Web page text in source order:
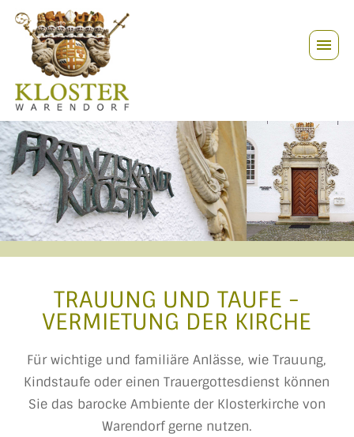
TRAUUNG UND TAUFE -
VERMIETUNG DER KIRCHE
Für wichtige und familiäre Anlässe, wie Trauung,
Kindstaufe oder einen Trauergottesdienst können
Sie das barocke Ambiente der Klosterkirche von
Warendorf gerne nutzen.